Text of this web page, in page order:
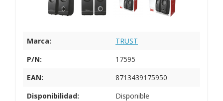
Marca:
TRUST
P/N:
17595
EAN:
8713439175950
Disponibilidad:
Disponible